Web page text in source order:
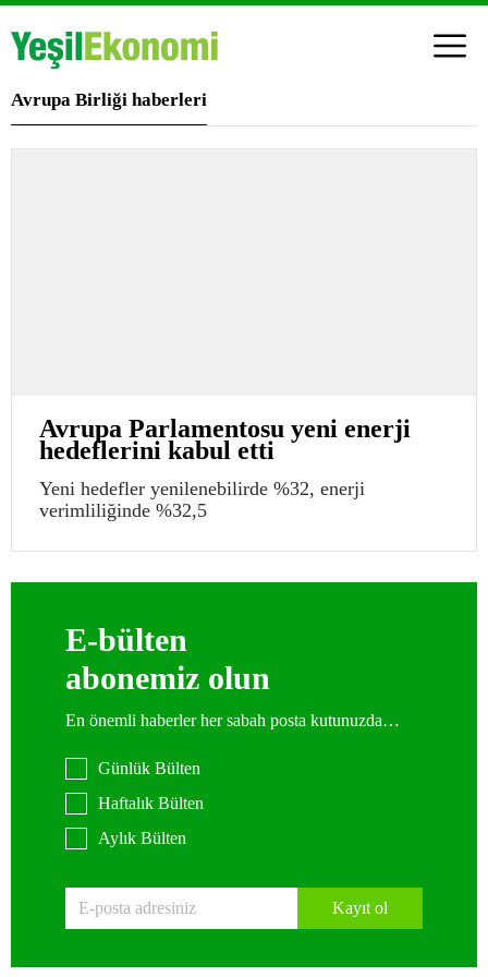
Avrupa Birliği haberleri
Avrupa Parlamentosu yeni enerji
hedeflerini kabul etti
Yeni hedefler yenilenebilirde %32, enerji
verimliliğinde %32,5
E-bülten
abonemiz olun
En önemli haberler her sabah posta kutunuzda…
Günlük Bülten
Haftalık Bülten
Aylık Bülten
Kayıt ol